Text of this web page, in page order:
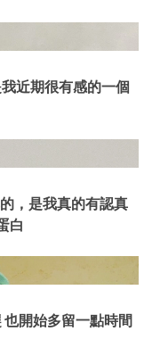
近期很有感的一個
，是我真的有認真
白
也開始多留一點時間